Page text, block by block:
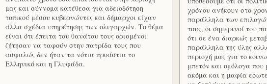
μας και σύννομα κατέθεσα για αδειοδότηση
τοπικού μέσου κυβερνώντες και δήμαρχοι είχαν
άλλα σχέδια υπηρέτησης των ολιγαρχών. Το θέμα
είναι ότι έπειτα του θανάτου τους ορισμένοι
ζήτησαν να ταφούν στην πατρίδα τους που
ασφαλώς δεν ήταν τα νότια προάστια το
Ελληνικό και η Γλυφάδα.
χρόνου ανήκουν στο
παράλληλα των
τους, οι σημερινοί του
ότι σε ένα διαρκώς
παράλληλα της ύλης
περιοχή μας για το
μπετόν και ομόλογα που
ακόμα και η μαφία